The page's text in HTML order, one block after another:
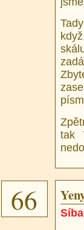
tak
66
Síba